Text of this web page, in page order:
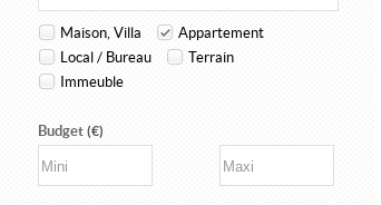
Maison, Villa
Appartement
Local / Bureau
Terrain
Immeuble
Budget (€)